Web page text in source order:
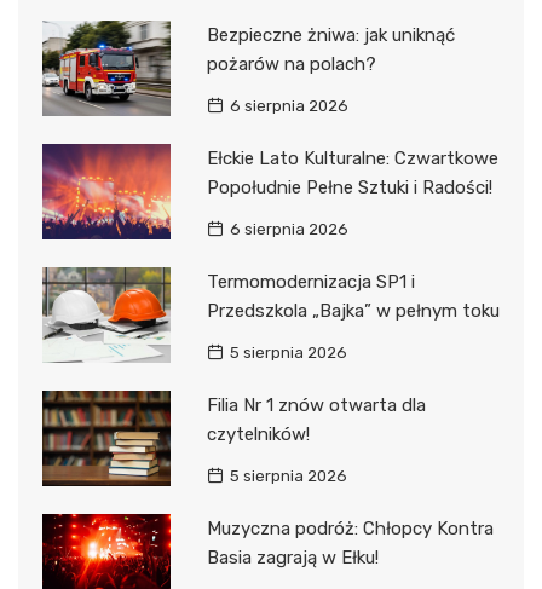
Bezpieczne żniwa: jak uniknąć
pożarów na polach?
6 sierpnia 2026
Ełckie Lato Kulturalne: Czwartkowe
Popołudnie Pełne Sztuki i Radości!
6 sierpnia 2026
Termomodernizacja SP1 i
Przedszkola „Bajka” w pełnym toku
5 sierpnia 2026
Filia Nr 1 znów otwarta dla
czytelników!
5 sierpnia 2026
Muzyczna podróż: Chłopcy Kontra
Basia zagrają w Ełku!